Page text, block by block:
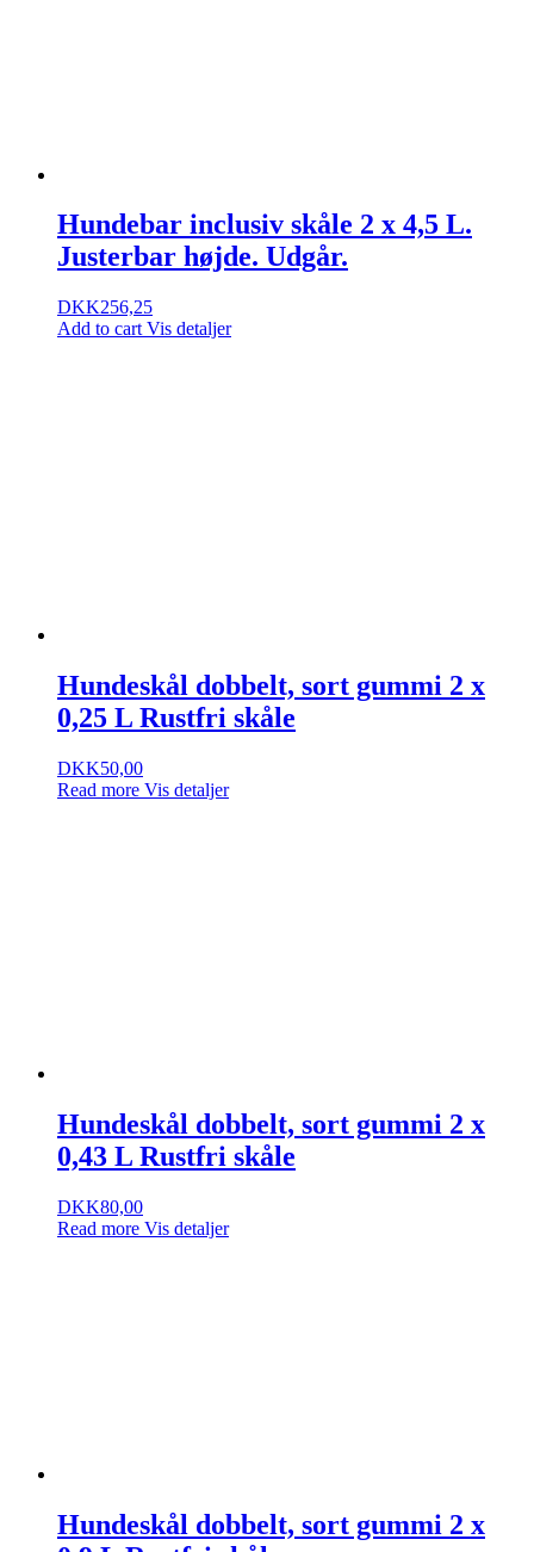
Hundebar inclusiv skåle 2 x 4,5 L.
Justerbar højde. Udgår.
DKK256,25
Add to cart Vis detaljer
Hundeskål dobbelt, sort gummi 2 x
0,25 L Rustfri skåle
DKK50,00
Read more Vis detaljer
Hundeskål dobbelt, sort gummi 2 x
0,43 L Rustfri skåle
DKK80,00
Read more Vis detaljer
Hundeskål dobbelt, sort gummi 2 x